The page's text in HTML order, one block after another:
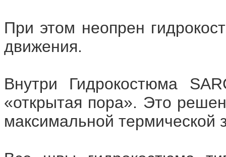
При этом неопрен
движения.
Внутри Гидрокостюма
«открытая пора». Это
максимальной термической